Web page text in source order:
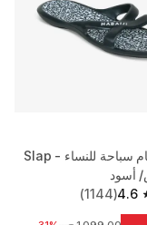
صندل حمام سباحة للنساء - Slap
4.6
(1144)